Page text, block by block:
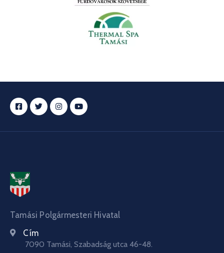
Tamási Polgármesteri Hivatal
Cím
7090 Tamási, Szabadság utca 46-48.